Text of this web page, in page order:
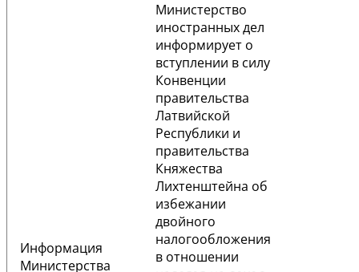
Информация
Министерства
Министерство
иностранных дел
информирует о
вступлении в силу
Конвенции
правительства
Латвийской
Республики и
правительства
Княжества
Лихтенштейна об
избежании
двойного
налогообложения
в отношении